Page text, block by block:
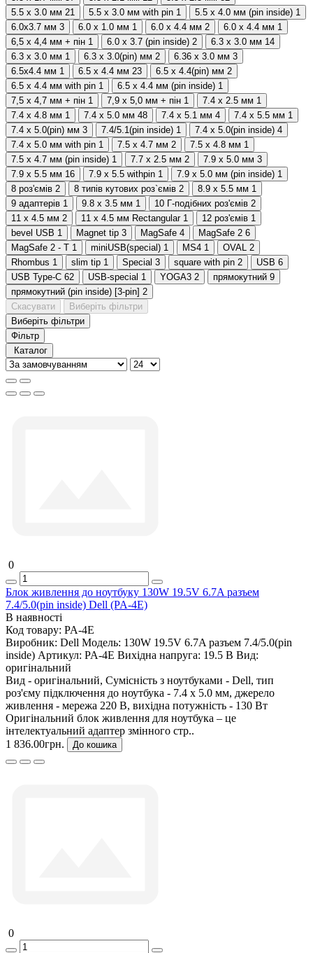
5.5 x 3.0 мм 21 5.5 x 3.0 мм with pin 1 5.5 x 4.0 мм (pin inside) 1
6.0x3.7 мм 3 6.0 x 1.0 мм 1 6.0 x 4.4 мм 2 6.0 х 4.4 мм 1
6,5 x 4,4 мм + пін 1 6.0 х 3.7 (pin inside) 2 6.3 x 3.0 мм 14
6.3 х 3.0 мм 1 6.3 x 3.0(pin) мм 2 6.36 x 3.0 мм 3
6.5x4.4 мм 1 6.5 x 4.4 мм 23 6.5 x 4.4(pin) мм 2
6.5 x 4.4 мм with pin 1 6.5 x 4.4 мм (pin inside) 1
7,5 x 4,7 мм + пін 1 7,9 x 5,0 мм + пін 1 7.4 x 2.5 мм 1
7.4 x 4.8 мм 1 7.4 x 5.0 мм 48 7.4 x 5.1 мм 4 7.4 x 5.5 мм 1
7.4 x 5.0(pin) мм 3 7.4/5.1(pin inside) 1 7.4 х 5.0(pin inside) 4
7.4 x 5.0 мм with pin 1 7.5 x 4.7 мм 2 7.5 x 4.8 мм 1
7.5 x 4.7 мм (pin inside) 1 7.7 x 2.5 мм 2 7.9 x 5.0 мм 3
7.9 x 5.5 мм 16 7.9 x 5.5 withpin 1 7.9 x 5.0 мм (pin inside) 1
8 роз'ємів 2 8 типів кутових роз`ємів 2 8.9 x 5.5 мм 1
9 адаптерів 1 9.8 x 3.5 мм 1 10 Г-подібних роз'ємів 2
11 x 4.5 мм 2 11 x 4.5 мм Rectangular 1 12 роз'ємів 1
bevel USB 1 Magnet tip 3 MagSafe 4 MagSafe 2 6
MagSafe 2 - T 1 miniUSB(special) 1 MS4 1 OVAL
2
Rhombus 1 slim tip 1 Special 3 square with pin 2 USB 6
USB Type-C 62 USB-special 1 YOGA3 2 прямокутний 9
прямокутний (pin inside) [3-pin] 2
Скасувати
Виберіть фільтри
Виберіть фільтри
Фільтр
Каталог
0
Блок живлення до ноутбуку 130W 19.5V 6.7A разъем
7.4/5.0(pin inside) Dell (PA-4E)
В наявності
Код товару: PA-4E
Виробник: Dell Модель: 130W 19.5V 6.7A разъем 7.4/5.0(pin
inside) Артикул: PA-4E Вихідна напруга: 19.5 В Вид:
оригінальний
Вид - оригінальний, Сумісність з ноутбуками - Dell, тип
роз'єму підключення до ноутбука - 7.4 x 5.0 мм, джерело
живлення - мережа 220 В, вихідна потужність - 130 Вт
Оригінальний блок живлення для ноутбука – це
інтелектуальний адаптер змінного стр..
1 836.00грн.
До кошика
0